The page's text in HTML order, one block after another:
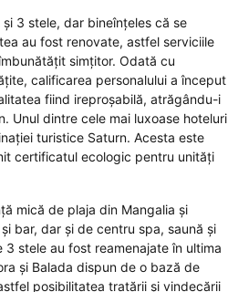
3 stele, dar bineînțeles că se
au fost renovate, astfel serviciile
simțitor. Odată cu
calificarea personalului a început
fiind ireproșabilă, atrăgându-i
Unul dintre cele mai luxoase hoteluri
turistice Saturn. Acesta este
certificatul ecologic pentru unități
mică de plaja din Mangalia și
bar, dar și de centru spa, saună și
stele au fost reamenajate în ultima
și Balada dispun de o bază de
posibilitatea tratării și vindecării